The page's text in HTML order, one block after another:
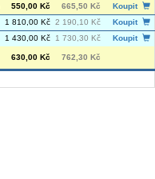
550,00 Kč 665,50 Kč
Koupit
1 810,00 Kč 2 190,10 Kč
Koupit
1 430,00 Kč 1 730,30 Kč
Koupit
630,00 Kč 762,30 Kč